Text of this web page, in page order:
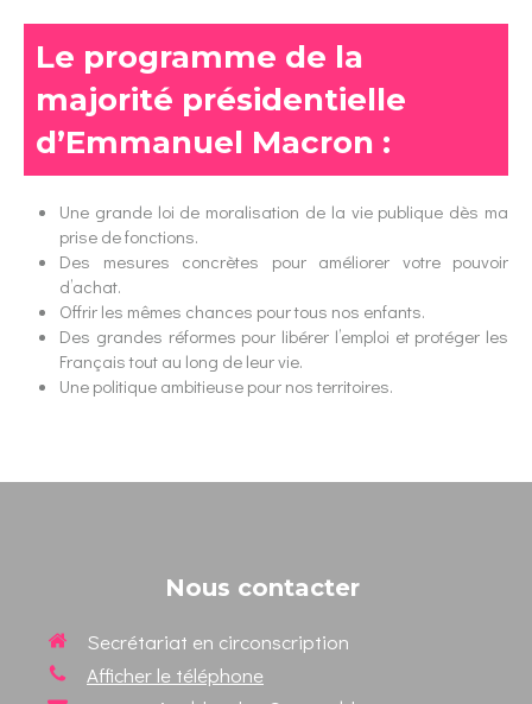
Le programme de la
majorité présidentielle
d’Emmanuel Macron :
Une grande loi de moralisation de la vie publique dès ma
prise de fonctions.
Des mesures concrètes pour améliorer votre pouvoir
d’achat.
Offrir les mêmes chances pour tous nos enfants.
Des grandes réformes pour libérer l’emploi et protéger les
Français tout au long de leur vie.
Une politique ambitieuse pour nos territoires.
Nous contacter
Secrétariat en circonscription
Afficher le téléphone